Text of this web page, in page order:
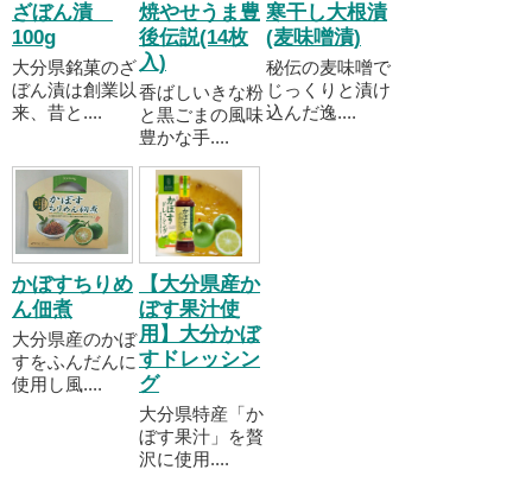
ざぼん漬
100g
大分県銘菓のざ
ぼん漬は創業以
来、昔と....
焼やせうま豊
後伝説(14枚
入)
香ばしいきな粉
と黒ごまの風味
豊かな手....
寒干し大根漬
(麦味噌漬)
秘伝の麦味噌で
じっくりと漬け
込んだ逸....
かぼすちりめ
ん佃煮
大分県産のかぼ
すをふんだんに
使用し風....
【大分県産か
ぼす果汁使
用】大分かぼ
すドレッシン
グ
大分県特産「か
ぼす果汁」を贅
沢に使用....